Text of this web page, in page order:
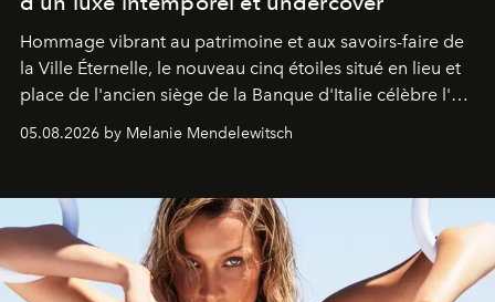
Hommage vibrant au patrimoine et aux savoirs-faire de
la Ville Éternelle, le nouveau cinq étoiles situé en lieu et
place de l'ancien siège de la Banque d'Italie célèbre l'art
de vivre Romain dans toute son élégance intemporelle.
05.08.2026 by Melanie Mendelewitsch